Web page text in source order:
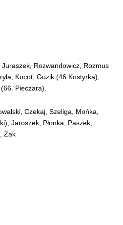
Juraszek, Rozwandowicz, Rozmus
Kocot, Guzik (46 Kostyrka),
Pieczara).
Czekaj, Szeliga, Mońka,
Jaroszek, Płonka, Paszek,
Żak